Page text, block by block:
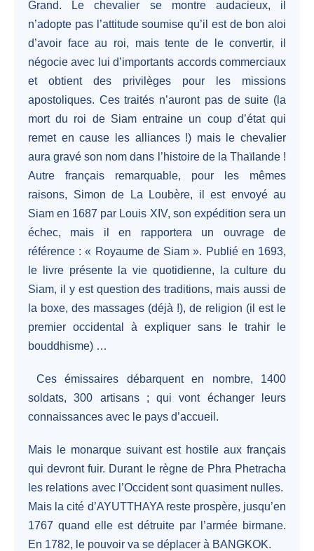
Grand. Le chevalier se montre audacieux, il
n’adopte pas l’attitude soumise qu’il est de bon aloi
d’avoir face au roi, mais tente de le convertir, il
négocie avec lui d’importants accords commerciaux
et obtient des privilèges pour les missions
apostoliques. Ces traités n’auront pas de suite (la
mort du roi de Siam entraine un coup d’état qui
remet en cause les alliances !) mais le chevalier
aura gravé son nom dans l’histoire de la Thaïlande !
Autre français remarquable, pour les mêmes
raisons, Simon de La Loubère, il est envoyé au
Siam en 1687 par Louis XIV, son expédition sera un
échec, mais il en rapportera un ouvrage de
référence : « Royaume de Siam ». Publié en 1693,
le livre présente la vie quotidienne, la culture du
Siam, il y est question des traditions, mais aussi de
la boxe, des massages (déjà !), de religion (il est le
premier occidental à expliquer sans le trahir le
bouddhisme) …
Ces émissaires débarquent en nombre, 1400
soldats, 300 artisans ; qui vont échanger leurs
connaissances avec le pays d’accueil.
Mais le monarque suivant est hostile aux français
qui devront fuir. Durant le règne de Phra Phetracha
les relations avec l’Occident sont quasiment nulles.
Mais la cité d’AYUTTHAYA reste prospère, jusqu’en
1767 quand elle est détruite par l’armée birmane.
En 1782, le pouvoir va se déplacer à BANGKOK.